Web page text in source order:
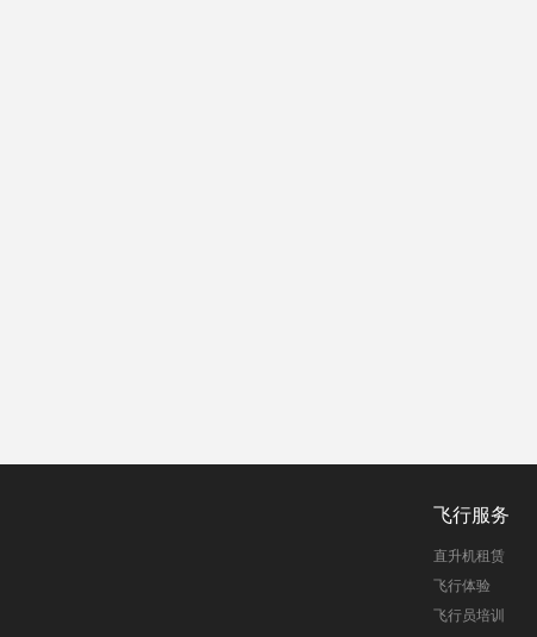
飞行服务
直升机租赁
飞行体验
飞行员培训